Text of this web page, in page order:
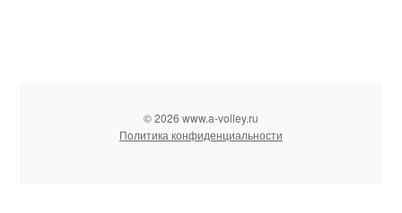
© 2026 www.a-volley.ru
Политика конфиденциальности